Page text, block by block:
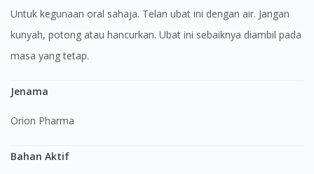
Untuk kegunaan oral sahaja. Telan ubat ini dengan air. Jangan
kunyah, potong atau hancurkan. Ubat ini sebaiknya diambil pada
masa yang tetap.
Jenama
Orion Pharma
Bahan Aktif